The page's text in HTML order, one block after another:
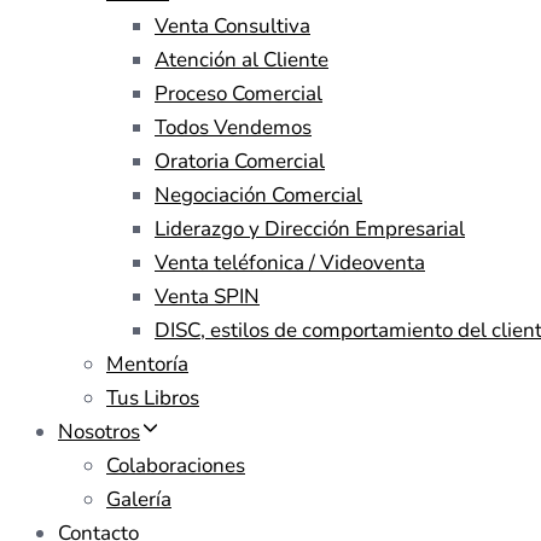
Venta Consultiva
Atención al Cliente
Proceso Comercial
Todos Vendemos
Oratoria Comercial
Negociación Comercial
Liderazgo y Dirección Empresarial
Venta teléfonica / Videoventa
Venta SPIN
DISC, estilos de comportamiento del
Mentoría
Tus Libros
Nosotros
Colaboraciones
Galería
Contacto